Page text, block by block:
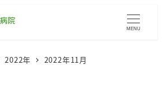
MENU
2022年 2022年11月